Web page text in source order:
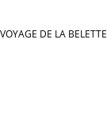
DE LA